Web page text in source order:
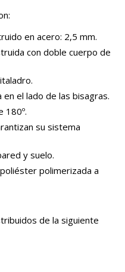
en acero: 2,5 mm.
con doble cuerpo de
el lado de las bisagras.
180º.
su sistema
y suelo.
polimerizada a
de la siguiente